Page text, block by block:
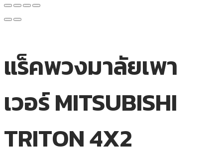
แร็คพวงมาลัยเพา
เวอร์ MITSUBISHI
TRITON 4X2